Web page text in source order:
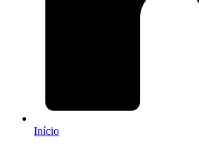
Início